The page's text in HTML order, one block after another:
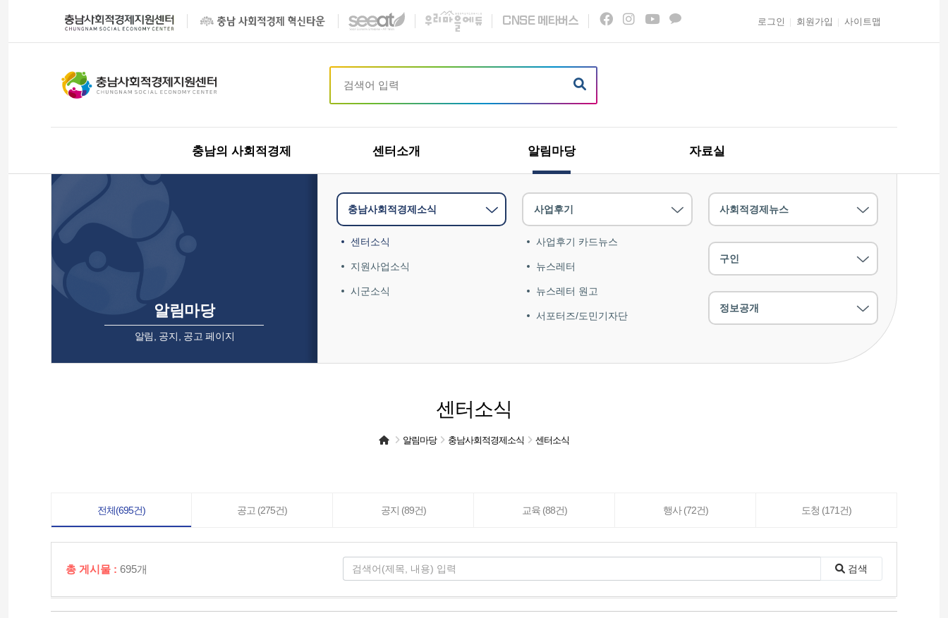
C NSE메타버스 로그인 회원가입 사이트맵
충남의 사회적경제 센터소개 알림마당 자료실
알림마당
알림, 공지, 공고 페이지
충남사회적경제소식
센터소식
지원사업소식
시군소식
사업후기
사업후기 카드뉴스
뉴스레터
뉴스레터 원고
서포터즈/도민기자단
사회적경제뉴스
구인
정보공개
센터소식
알림마당 충남사회적경제소식 센터소식
전체(695건) 공고 (275건) 공지 (89건) 교육 (88건) 행사 (72건) 도청 (171건)
총 게시물 : 695개 검색